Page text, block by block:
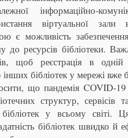
інформаційно-
віртуальної
є можливість
до ресурсів бібліотеки.
щоб реєстрація в одній
бібліотек у мережі вже
що пандемія COVID-
структур, сервісів
у всьому світі.
бібліотек швидко й